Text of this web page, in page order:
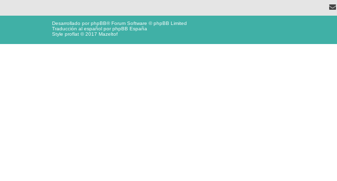
Desarrollado porphpBB® Forum Software © phpBB Limited
Traducción al español porphpBB España
Style proflat © 2017 Mazeltof